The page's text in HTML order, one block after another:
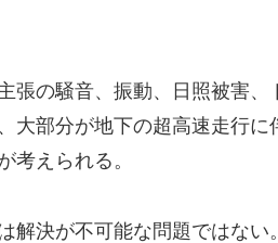
張の騒音、振動、日照被害、
大部分が地下の超高速走行に
考えられる。
解決が不可能な問題ではない